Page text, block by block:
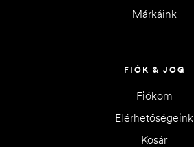
Márkáink
FIÓK & JOG
Fiókom
Elérhetőségeink
Kosár